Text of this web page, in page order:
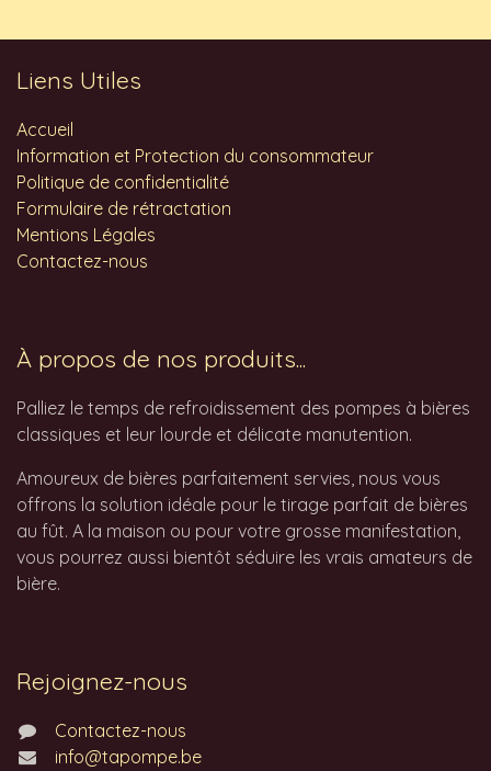
Liens Utiles
Accueil
Information et Protection du consommateur
Politique de confidentialité
Formulaire de rétractation
Mentions Légales
Contactez-nous
À propos de nos produits...
Palliez le temps de refroidissement des pompes à bières
classiques et leur lourde et délicate manutention.
Amoureux de bières parfaitement servies, nous vous
offrons la solution idéale pour le tirage parfait de bières
au fût. A la maison ou pour votre grosse manifestation,
vous pourrez aussi bientôt séduire les vrais amateurs de
bière.
Rejoignez-nous
Contactez-nous
info@tapompe.be